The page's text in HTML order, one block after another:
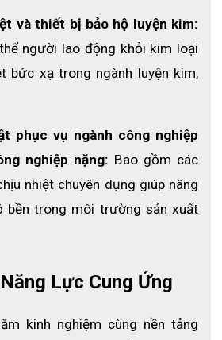
và thiết bị bảo hộ luyện kim:
người lao động khỏi kim loại
bức xạ trong ngành luyện kim,
phục vụ ngành công nghiệp
nghiệp nặng: Bao gồm các
nhiệt chuyên dụng giúp nâng
bền trong môi trường sản xuất
Lực Cung Ứng
kinh nghiệm cùng nền tảng